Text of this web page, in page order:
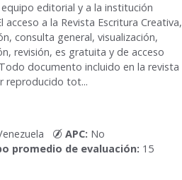
editorial y a la institución
acceso a la Revista Escritura Creativa,
consulta general, visualización,
revisión, es gratuita y de acceso
documento incluido en la revista
reproducido tot...
APC: No
promedio de evaluación: 15